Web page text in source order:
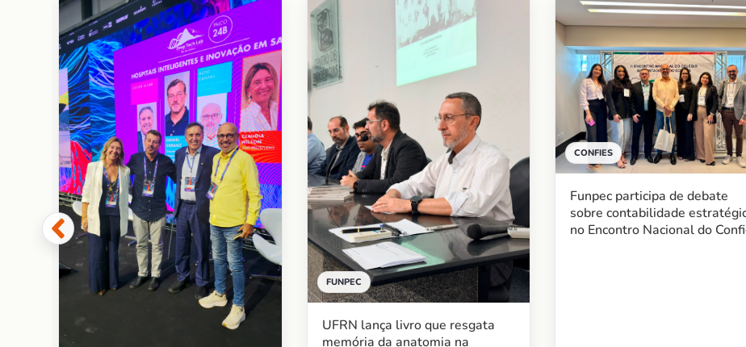
FUNPEC
UFRN lança livro que resgata
memória da anatomia na
CONFIES
Funpec participa de debate
sobre contabilidade
no Encontro Nacional do